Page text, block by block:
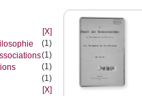
[X]
(1)
(1)
(1)
(1)
[X]